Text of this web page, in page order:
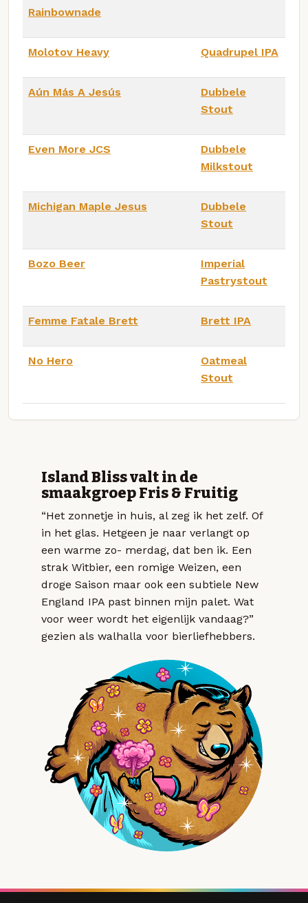
Rainbownade
Molotov Heavy Quadrupel IPA
Aún Más A Jesús
Dubbele
Stout
Even More JCS
Dubbele
Milkstout
Michigan Maple Jesus
Dubbele
Stout
Bozo Beer
Imperial
Pastrystout
Femme Fatale Brett Brett IPA
No Hero
Oatmeal
Stout
Island Bliss valt in de
smaakgroep Fris & Fruitig
“Het zonnetje in huis, al zeg ik het zelf. Of
in het glas. Hetgeen je naar verlangt op
een warme zo- merdag, dat ben ik. Een
strak Witbier, een romige Weizen, een
droge Saison maar ook een subtiele New
England IPA past binnen mijn palet. Wat
voor weer wordt het eigenlijk vandaag?”
gezien als walhalla voor bierliefhebbers.